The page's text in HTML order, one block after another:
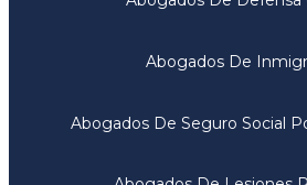
Abogados De
Abogados De Seguro Social